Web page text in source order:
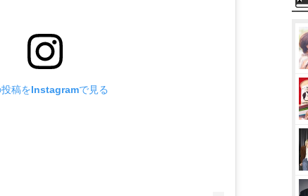
稿をInstagramで見る